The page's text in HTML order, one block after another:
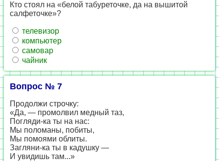
Кто стоял на «белой табуреточке, да на вышитой
салфеточке»?
телевизор
компьютер
самовар
чайник
Вопрос № 7
Продолжи строчку:
«Да, — промолвил медный таз,
Погляди-ка ты на нас:
Мы поломаны, побиты,
Мы помоями облиты.
Загляни-ка ты в кадушку —
И увидишь там...»